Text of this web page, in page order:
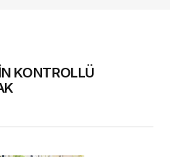
kullanılması için
ve site adresim bu
KONTROLLÜ